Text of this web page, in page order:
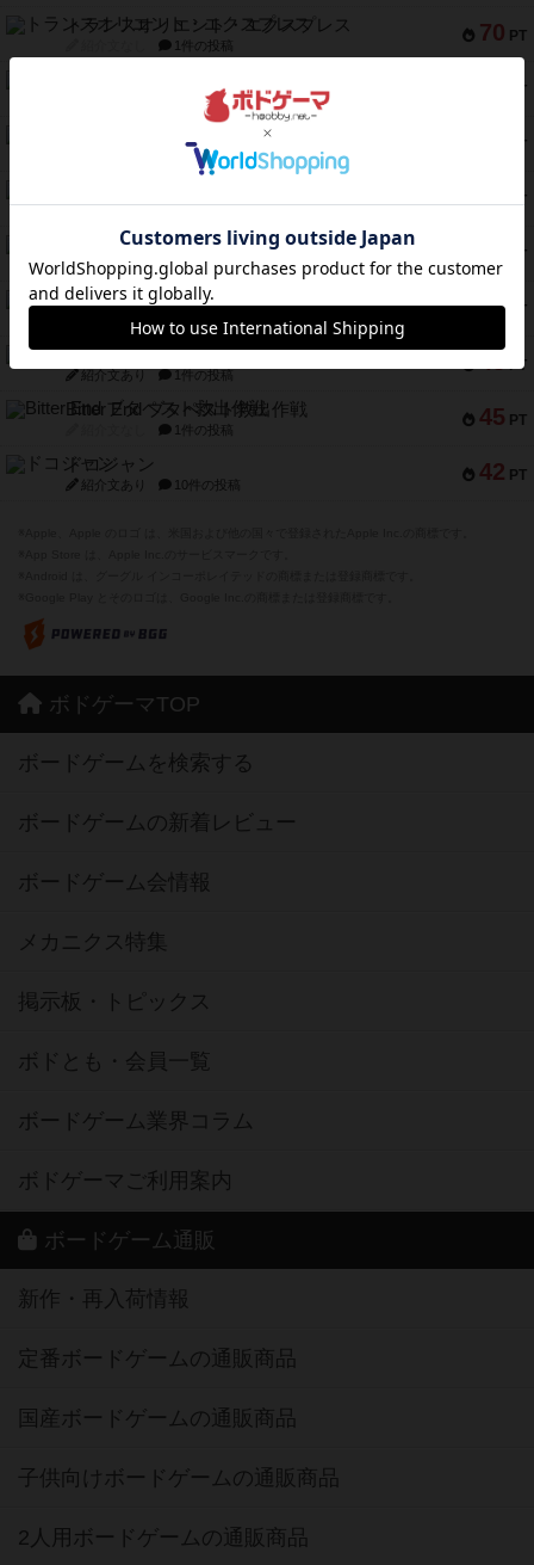
70 PT
トランスオリエント・エクスプレス
1件の投稿
PT
1件の投稿
PT
キャプテン・フリップ：イスラ・ボンバ
2件の投稿
PT
紹介文あり 1件の投稿
PT
エコーズ・オブ・タイム
紹介文なし 8件の投稿
45 PT
スカルキング
紹介文あり 12件の投稿
PT
海兵隊
紹介文あり 1件の投稿
45 PT
Bitter End ブタペスト救出作戦
1件の投稿
42 PT
ドコジャン
紹介文あり 10件の投稿
ボドゲーマTOP
ボードゲームを検索する
ボードゲームの新着レビュー
ボードゲーム会情報
メカニクス特集
掲示板・トピックス
ボドとも・会員一覧
ボードゲーム業界コラム
ボドゲーマご利用案内
ボードゲーム通販
新作・再入荷情報
定番ボードゲームの通販商品
国産ボードゲームの通販商品
子供向けボードゲームの通販商品
2人用ボードゲームの通販商品